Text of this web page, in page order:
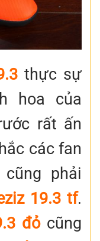
thực sự
hoa của
rất ấn
các fan
cũng phải
19.3 tf.
đỏcũng